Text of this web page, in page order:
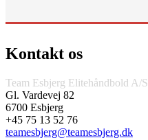
Kontakt os
Team Esbjerg Elitehåndbold A/S
Gl. Vardevej 82
6700 Esbjerg
+45 75 13 52 76
teamesbjerg@teamesbjerg.dk